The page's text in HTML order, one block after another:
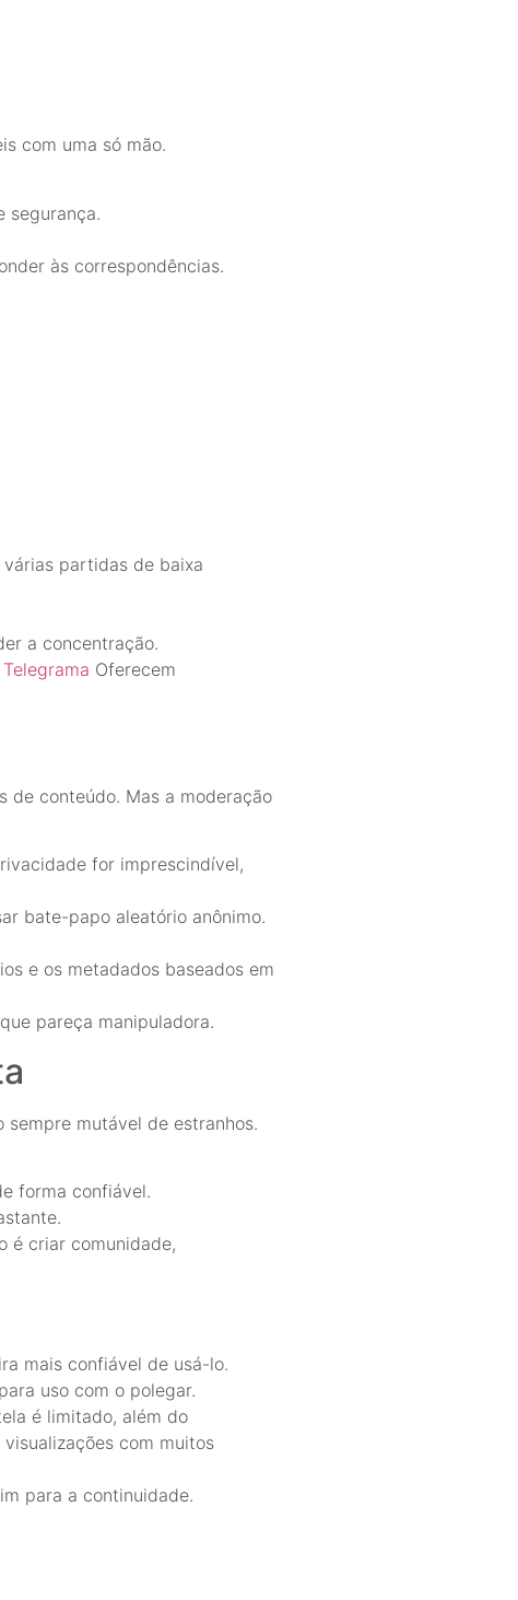
com uma só mão.
segurança.
às correspondências.
partidas de baixa
a concentração.
Telegrama Oferecem
de conteúdo. Mas a moderação
for imprescindível,
bate-papo aleatório anônimo.
e os metadados baseados em
pareça manipuladora.
mutável de estranhos.
forma confiável.
é criar comunidade,
mais confiável de usá-lo.
uso com o polegar.
é limitado, além do
com muitos
para a continuidade.